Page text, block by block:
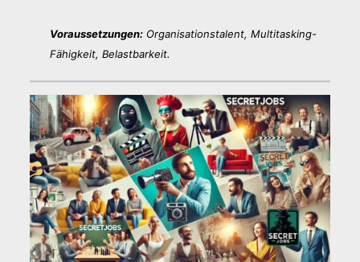
Voraussetzungen:Organisationstalent, Multitasking-
Fähigkeit, Belastbarkeit.